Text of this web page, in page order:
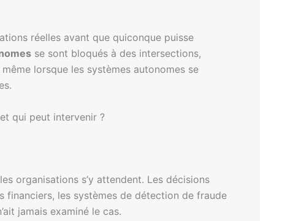
réelles avant que quiconque puisse
se sont bloqués à des intersections,
lorsque les systèmes autonomes se
qui peut intervenir ?
organisations s’y attendent. Les décisions
financiers, les systèmes de détection de fraude
jamais examiné le cas.